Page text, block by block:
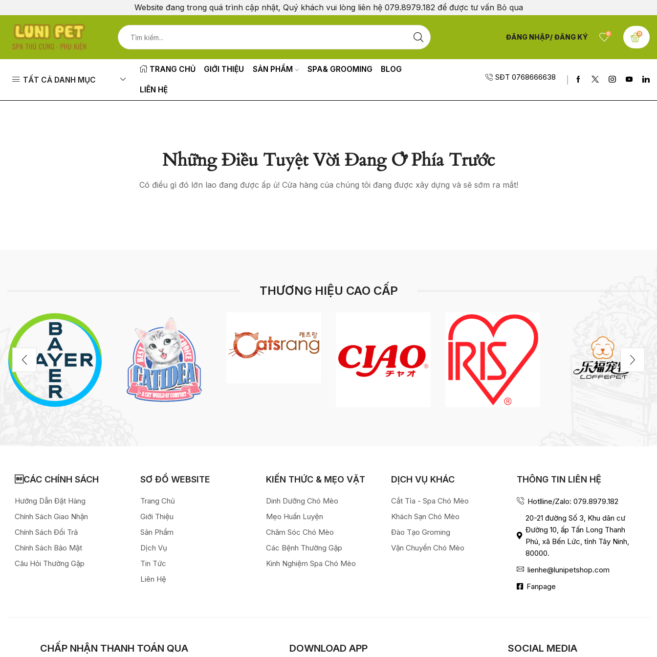
Website đang trong quá trình cập nhật, Quý khách vui lòng liên hệ 079.8979.182 để được tư vấn Bỏ qua
ĐĂNG NHẬP/ ĐĂNG KÝ 0 0
TẤT CẢ DANH MỤC
TRANG CHỦ GIỚI THIỆU SẢN PHẨM SPA& GROOMING BLOG
LIÊN HỆ
SĐT 0768666638
Những Điều Tuyệt Vời Đang Ở Phía Trước
Có điều gì đó lớn lao đang được ấp ủ! Cửa hàng của chúng tôi đang được xây dựng và sẽ sớm ra mắt!
THƯƠNG HIỆU CAO CẤP
CÁC CHÍNH SÁCH
Hướng Dẫn Đặt Hàng
Chính Sách Giao Nhận
Chính Sách Đổi Trả
Chính Sách Bảo Mật
Câu Hỏi Thường Gặp
SƠ ĐỒ WEBSITE
Trang Chủ
Giới Thiệu
Sản Phẩm
Dịch Vụ
Tin Tức
Liên Hệ
KIẾN THỨC & MẸO VẶT
Dinh Dưỡng Chó Mèo
Mẹo Huấn Luyện
Chăm Sóc Chó Mèo
Các Bệnh Thường Gặp
Kinh Nghiệm Spa Chó Mèo
DỊCH VỤ KHÁC
Cắt Tỉa - Spa Chó Mèo
Khách Sạn Chó Mèo
Đào Tạo Groming
Vận Chuyển Chó Mèo
THÔNG TIN LIÊN HỆ
Hotlline/Zalo: 079.8979.182
20-21 đường Số 3, Khu dân cư
Đường 10, ấp Tấn Long Thanh
Phú, xã Bến Lức, tỉnh Tây Ninh,
80000.
lienhe@lunipetshop.com
Fanpage
CHẤP NHẬN THANH TOÁN QUA DOWNLOAD APP SOCIAL MEDIA